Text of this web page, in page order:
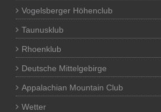
Vogelsberger Höhenclub
Taunusklub
Rhoenklub
Deutsche Mittelgebirge
Appalachian Mountain Club
Wetter